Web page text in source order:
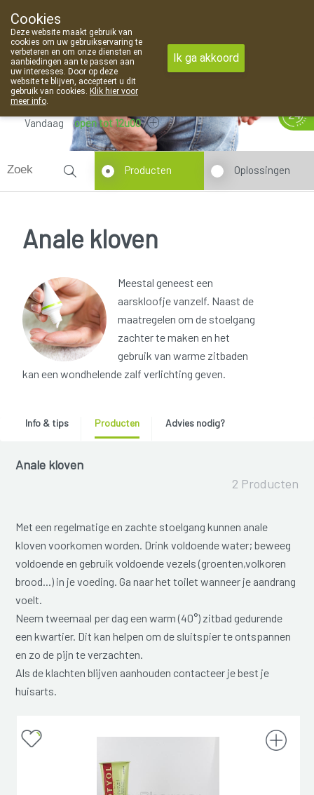
09 373 94 03
Vandaag open tot 12u00
Producten Oplossingen
Anale kloven
Meestal geneest een
aarskloofje vanzelf. Naast de
maatregelen om de stoelgang
zachter te maken en het
gebruik van warme zitbaden
kan een wondhelende zalf verlichting geven.
Info & tips Producten Advies nodig?
Anale kloven
2 Producten
Met een regelmatige en zachte stoelgang kunnen anale
kloven voorkomen worden. Drink voldoende water; beweeg
voldoende en gebruik voldoende vezels (groenten,volkoren
brood...) in je voeding. Ga naar het toilet wanneer je aandrang
voelt.
Neem tweemaal per dag een warm (40°) zitbad gedurende
een kwartier. Dit kan helpen om de sluitspier te ontspannen
en zo de pijn te verzachten.
Als de klachten blijven aanhouden contacteer je best je
huisarts.
Cookies
Deze website maakt gebruik van
cookies om uw gebruikservaring te
verbeteren en om onze diensten en
aanbiedingen aan te passen aan
uw interesses. Door op deze
website te blijven, accepteert u dit
gebruik van cookies. Klik hier voor
meer info.
Ik ga akkoord